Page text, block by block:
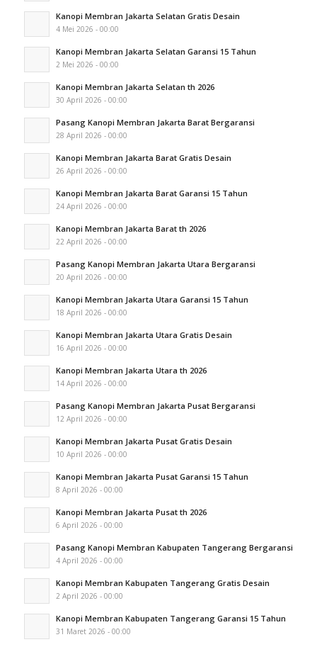
Kanopi Membran Jakarta Selatan Gratis Desain
4 Mei 2026 - 00:00
Kanopi Membran Jakarta Selatan Garansi 15 Tahun
2 Mei 2026 - 00:00
Kanopi Membran Jakarta Selatan th 2026
30 April 2026 - 00:00
Pasang Kanopi Membran Jakarta Barat Bergaransi
28 April 2026 - 00:00
Kanopi Membran Jakarta Barat Gratis Desain
26 April 2026 - 00:00
Kanopi Membran Jakarta Barat Garansi 15 Tahun
24 April 2026 - 00:00
Kanopi Membran Jakarta Barat th 2026
22 April 2026 - 00:00
Pasang Kanopi Membran Jakarta Utara Bergaransi
20 April 2026 - 00:00
Kanopi Membran Jakarta Utara Garansi 15 Tahun
18 April 2026 - 00:00
Kanopi Membran Jakarta Utara Gratis Desain
16 April 2026 - 00:00
Kanopi Membran Jakarta Utara th 2026
14 April 2026 - 00:00
Pasang Kanopi Membran Jakarta Pusat Bergaransi
12 April 2026 - 00:00
Kanopi Membran Jakarta Pusat Gratis Desain
10 April 2026 - 00:00
Kanopi Membran Jakarta Pusat Garansi 15 Tahun
8 April 2026 - 00:00
Kanopi Membran Jakarta Pusat th 2026
6 April 2026 - 00:00
Pasang Kanopi Membran Kabupaten Tangerang Bergaransi
4 April 2026 - 00:00
Kanopi Membran Kabupaten Tangerang Gratis Desain
2 April 2026 - 00:00
Kanopi Membran Kabupaten Tangerang Garansi 15 Tahun
31 Maret 2026 - 00:00